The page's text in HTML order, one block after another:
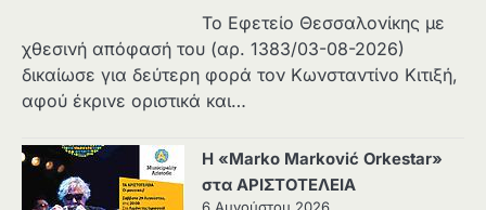
Το Εφετείο Θεσσαλονίκης με
χθεσινή απόφασή του (αρ. 1383/03-08-2026)
δικαίωσε για δεύτερη φορά τον Κωνσταντίνο Κιτιξή,
αφού έκρινε οριστικά και…
Η «Marko Marković Orkestar»
στα ΑΡΙΣΤΟΤΕΛΕΙΑ
6 Αυγούστου 2026